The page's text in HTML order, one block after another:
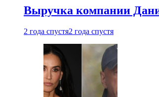
Выручка компании
2 года спустя2 года спустя